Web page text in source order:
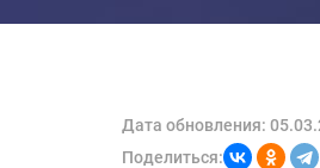
Дата обновления:
Поделиться: